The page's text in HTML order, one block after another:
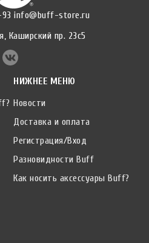
info@buff-store.ru
Каширский пр. 23с5
НИЖНЕЕ МЕНЮ
Новости
Доставка и оплата
Регистрация/Вход
Разновидности Buff
Как носить аксессуары Buff?